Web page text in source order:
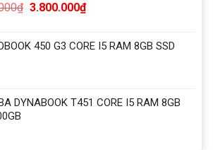
₫ 3.800.000₫
450 G3 CORE I5 RAM 8GB SSD
DYNABOOK T451 CORE I5 RAM 8GB